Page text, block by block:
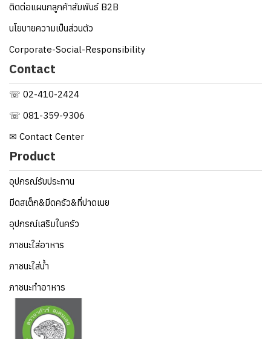
ติดต่อแผนกลูกค้าสัมพันธ์ B2B
นโยบายความเป็นส่วนตัว
Corporate-Social-Responsibility
Contact
☏ 02-410-2424
☏ 081-359-9306
✉ Contact Center
Product
อุปกรณ์รับประทาน
มีดสเต็ก&มีดครัว&ที่ปาดเนย
อุปกรณ์เสริมในครัว
ภาชนะใส่อาหาร
ภาชนะใส่น้ำ
ภาชนะทำอาหาร